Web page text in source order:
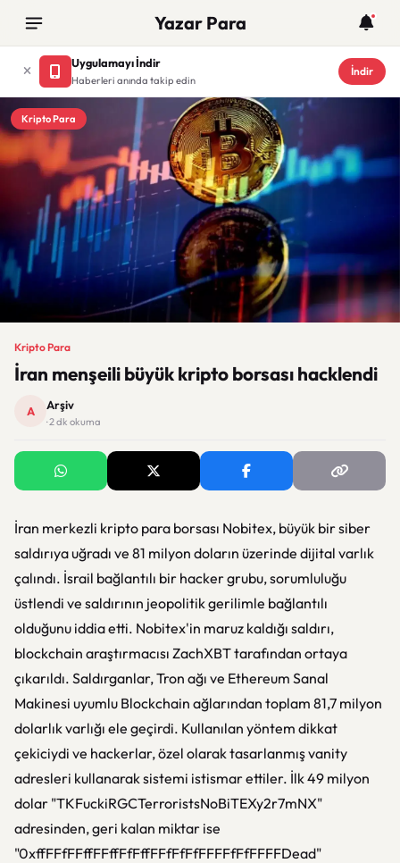
Yazar Para
Uygulamayı İndir
Haberleri anında takip edin
İndir
Kripto Para
Kripto Para
İran menşeili büyük kripto borsası hacklendi
A Arşiv
· 2 dk okuma
İran merkezli kripto para borsası Nobitex, büyük bir siber
saldırıya uğradı ve 81 milyon doların üzerinde dijital varlık
çalındı. İsrail bağlantılı bir hacker grubu, sorumluluğu
üstlendi ve saldırının jeopolitik gerilimle bağlantılı
olduğunu iddia etti. Nobitex'in maruz kaldığı saldırı,
blockchain araştırmacısı ZachXBT tarafından ortaya
çıkarıldı. Saldırganlar, Tron ağı ve Ethereum Sanal
Makinesi uyumlu Blockchain ağlarından toplam 81,7 milyon
dolarlık varlığı ele geçirdi. Kullanılan yöntem dikkat
çekiciydi ve hackerlar, özel olarak tasarlanmış vanity
adresleri kullanarak sistemi istismar ettiler. İlk 49 milyon
dolar "TKFuckiRGCTerroristsNoBiTEXy2r7mNX"
adresinden, geri kalan miktar ise
"0xffFFfFFffFFffFfFffFFfFfFfFFFFfFfFFFFDead"